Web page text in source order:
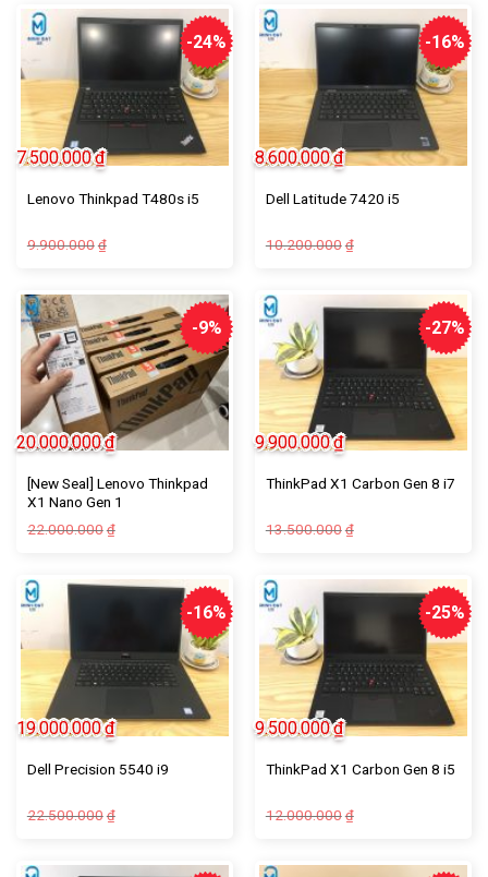
-24%
Lenovo Thinkpad T480s i5
9.900.000 ₫
7.500.000₫
-16%
Dell Latitude 7420 i5
10.200.000 ₫
8.600.000₫
-9%
[New Seal] Lenovo Thinkpad
X1 Nano Gen 1
22.000.000 ₫
20.000.000₫
-27%
ThinkPad X1 Carbon Gen 8 i7
13.500.000 ₫
9.900.000₫
-16%
Dell Precision 5540 i9
22.500.000 ₫
19.000.000₫
-25%
ThinkPad X1 Carbon Gen 8 i5
12.000.000 ₫
9.500.000₫